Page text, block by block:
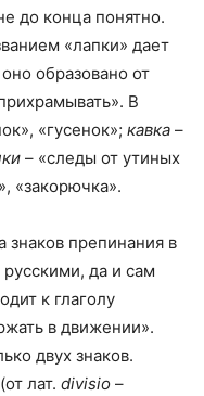
до конца понятно.
«лапки» дает
образовано от
В
«гусенок»; кавка –
– «следы от утиных
«закорючка».
знаков препинания в
да и сам
к глаголу
в движении».
двух знаков.
(от лат. divisio –